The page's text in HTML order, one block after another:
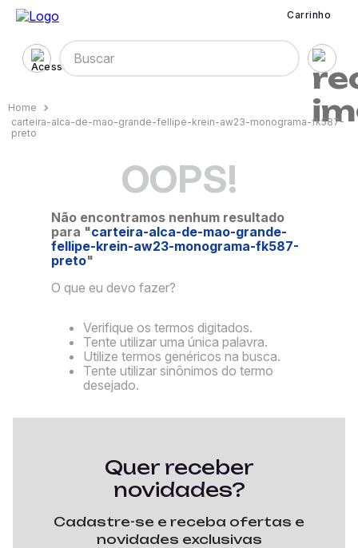
Carrinho
Buscar
carteira-alca-de-mao-grande-fellipe-krein-aw23-monograma-fk587-
preto
OOPS!
Não encontramos nenhum resultado
para "carteira-alca-de-mao-grande-
fellipe-krein-aw23-monograma-fk587-
preto"
O que eu devo fazer?
Verifique os termos digitados.
Tente utilizar uma única palavra.
Utilize termos genéricos na busca.
Tente utilizar sinônimos do termo
desejado.
Quer receber
novidades?
Cadastre-se e receba ofertas e
novidades exclusivas